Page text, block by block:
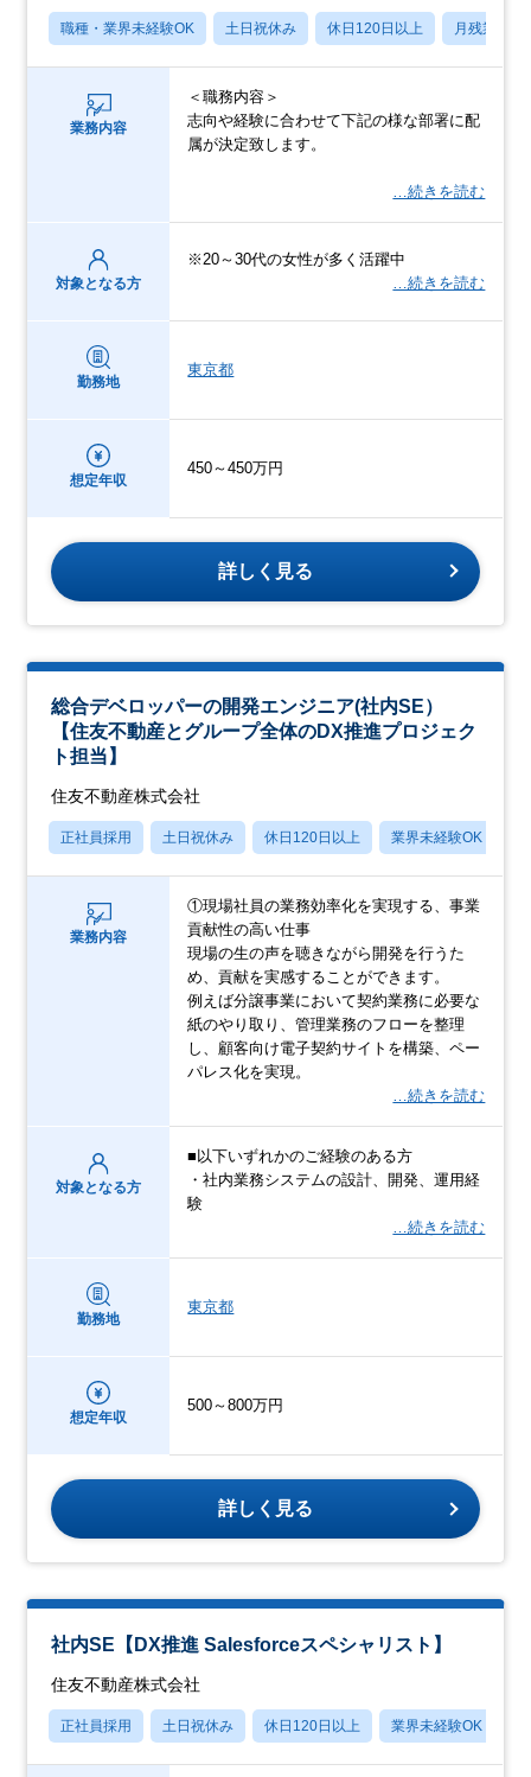
職種・業界未経験OK 土日祝休み 休日120日以上 月残業20
業務内容
＜職務内容＞
志向や経験に合わせて下記の様な部署に配
属が決定致します。
…続きを読む
対象となる方
※20～30代の女性が多く活躍中
…続きを読む
勤務地
東京都
想定年収
450～450万円
詳しく見る
総合デベロッパーの開発エンジニア(社内SE）
【住友不動産とグループ全体のDX推進プロジェク
ト担当】
住友不動産株式会社
正社員採用 土日祝休み 休日120日以上 業界未経験OK
業務内容
①現場社員の業務効率化を実現する、事業
貢献性の高い仕事
現場の生の声を聴きながら開発を行うた
め、貢献を実感することができます。
例えば分譲事業において契約業務に必要な
紙のやり取り、管理業務のフローを整理
し、顧客向け電子契約サイトを構築、ペー
パレス化を実現。
…続きを読む
対象となる方
■以下いずれかのご経験のある方
・社内業務システムの設計、開発、運用経
験
…続きを読む
勤務地
東京都
想定年収
500～800万円
詳しく見る
社内SE【DX推進 Salesforceスペシャリスト】
住友不動産株式会社
正社員採用 土日祝休み 休日120日以上 業界未経験OK